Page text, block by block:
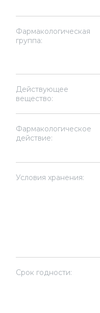
Фармакологическая
группа:
Действующее
вещество:
Фармакологическое
действие:
Условия хранения:
Срок годности: